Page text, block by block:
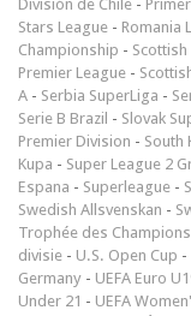
División de Chile -
Stars League - Romania
Championship - Scottish
Premier League -
A - Serbia SuperLiga -
Serie B Brazil - Slovak
Premier Division - South
Kupa - Super League 2
Espana - Superleague -
Swedish Allsvenskan -
Trophée des Champions
divisie - U.S. Open Cup -
Germany - UEFA Euro
Under 21 - UEFA